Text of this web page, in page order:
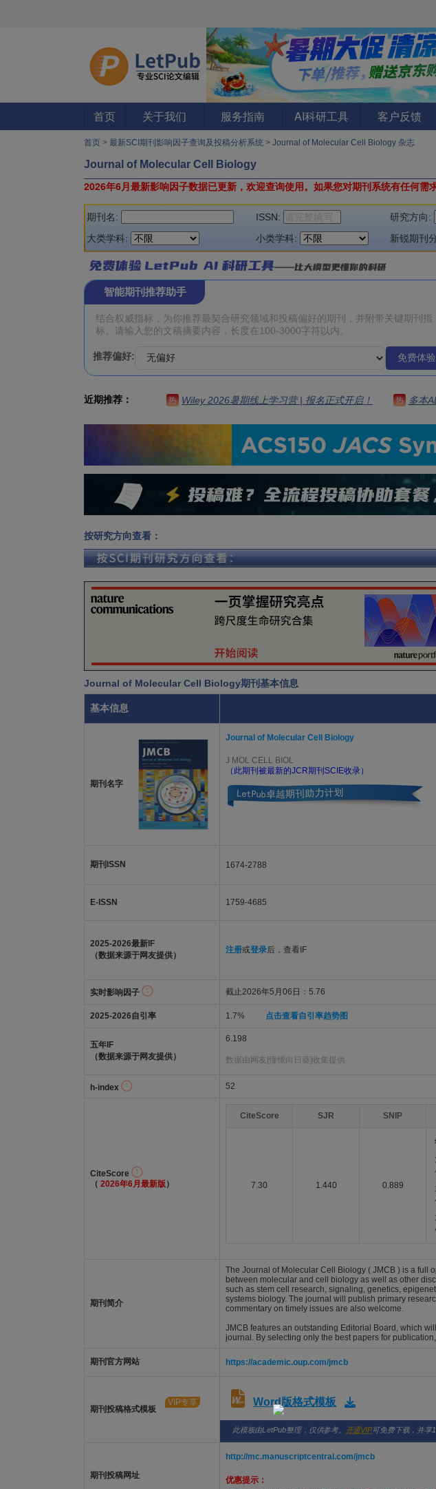
首页 关于我们 服务指南 AI科研工具 客户反馈
首页 > 最新SCI期刊影响因子查询及投稿分析系统 > Journal of Molecular Cell Biology 杂志
Journal of Molecular Cell Biology
2026年6月最新影响因子数据已更新，欢迎查询使用。 如果您对期刊系统有任何需
期刊名: ISSN: 研究方向:
大类学科:
小类学科: 新锐期刊
智能期刊推荐助手
推荐偏好: 免费体验
近期推荐： 热 Wiley 2026暑期线上学习营 | 报名正式开启！ 热 多本
按研究方向查看：
Journal of Molecular Cell Biology期刊基本信息
基本信息
期刊名字
Journal of Molecular Cell Biology
J MOL CELL BIOL
（此期刊被最新的JCR期刊SCIE收录）
期刊ISSN 1674-2788
E-ISSN 1759-4685
2025-2026最新IF
（数据来源于网友提供）
注册或登录后，查看IF
实时影响因子 截止2026年5月06日：5.76
2025-2026自引率 1.7% 点击查看自引率趋势图
五年IF
（数据来源于网友提供）
6.198
数据由网友[憧憬向日葵]收集提供
h-index 52
CiteScore
（ 2026年6月最新版 ）
CiteScore SJR SNIP
7.30 1.440 0.889
期刊简介
The Journal of Molecular Cell Biology ( JMCB ) is a full
between molecular and cell biology as well as other
such as stem cell research, signaling, genetics,
systems biology. The journal will publish primary
commentary on timely issues are also welcome.
JMCB features an outstanding Editorial Board, which
journal. By selecting only the best papers for
期刊官方网站 https://academic.oup.com/jmcb
期刊投稿格式模板
VIP专享 Word版格式模板
此模板由LetPub整理，仅供参考。 开通VIP可免费下载，并享
期刊投稿网址
http://mc.manuscriptcentral.com/jmcb
优惠提示：